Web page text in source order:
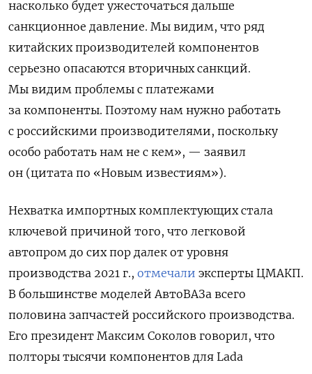
насколько будет ужесточаться дальше
санкционное давление. Мы видим, что ряд
китайских производителей компонентов
серьезно опасаются вторичных санкций.
Мы видим проблемы с платежами
за компоненты. Поэтому нам нужно работать
с российскими производителями, поскольку
особо работать нам не с кем», — заявил
он (цитата по «Новым известиям»).
Нехватка импортных комплектующих стала
ключевой причиной того, что легковой
автопром до сих пор далек от уровня
производства 2021 г., отмечали эксперты ЦМАКП.
В большинстве моделей АвтоВАЗа всего
половина запчастей российского производства.
Его президент Максим Соколов говорил, что
полторы тысячи компонентов для Lada